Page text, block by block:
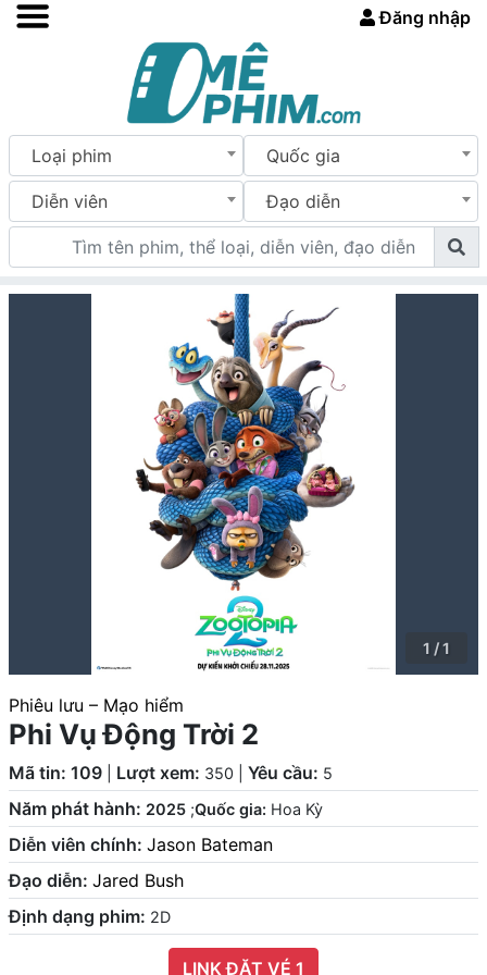
Đăng nhập
Loại phim Quốc gia
Diễn viên Đạo diễn
1 / 1
Phiêu lưu – Mạo hiểm
Phi Vụ Động Trời 2
Mã tin: 109 Lượt xem: 350 Yêu cầu: 5
Năm phát hành: 2025 ;Quốc gia: Hoa Kỳ
Diễn viên chính: Jason Bateman
Đạo diễn: Jared Bush
Định dạng phim: 2D
LINK ĐẶT VÉ 1